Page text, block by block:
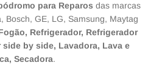
para Reparos das marcas
Bosch, GE, LG, Samsung, Maytag
Refrigerador, Refrigerador
by side, Lavadora, Lava e
Secadora.